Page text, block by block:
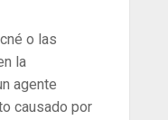
o las
la
agente
causado por